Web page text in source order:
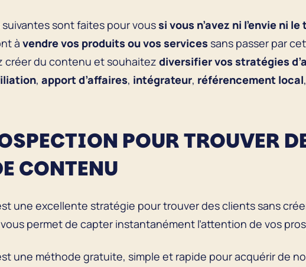
suivantes sont faites pour voussi vous n’avez ni l’envie ni
à vendre vos produits ou vos services sans passer par
créer du contenu et souhaitez diversifier vos stratégies
, apport d’affaires, intégrateur, référencement local,
POUR TROUVER
CONTENU
une excellente stratégie pour trouver des clients sans
vous permet de capter instantanément l’attention de vos
une méthode gratuite, simple et rapide pour acquérir de